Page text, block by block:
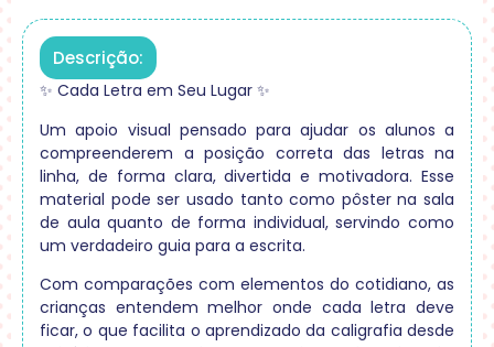
Descrição:
✨ Cada Letra em Seu Lugar ✨
Um apoio visual pensado para ajudar os alunos a
compreenderem a posição correta das letras na
linha, de forma clara, divertida e motivadora. Esse
material pode ser usado tanto como pôster na sala
de aula quanto de forma individual, servindo como
um verdadeiro guia para a escrita.
Com comparações com elementos do cotidiano, as
crianças entendem melhor onde cada letra deve
ficar, o que facilita o aprendizado da caligrafia desde